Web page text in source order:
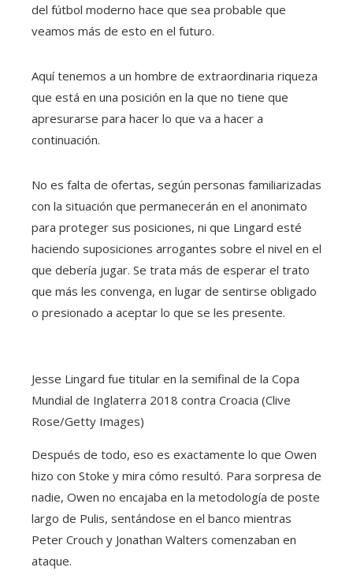
del fútbol moderno hace que sea probable que
veamos más de esto en el futuro.
Aquí tenemos a un hombre de extraordinaria riqueza
que está en una posición en la que no tiene que
apresurarse para hacer lo que va a hacer a
continuación.
No es falta de ofertas, según personas familiarizadas
con la situación que permanecerán en el anonimato
para proteger sus posiciones, ni que Lingard esté
haciendo suposiciones arrogantes sobre el nivel en el
que debería jugar. Se trata más de esperar el trato
que más les convenga, en lugar de sentirse obligado
o presionado a aceptar lo que se les presente.
Jesse Lingard fue titular en la semifinal de la Copa
Mundial de Inglaterra 2018 contra Croacia (Clive
Rose/Getty Images)
Después de todo, eso es exactamente lo que Owen
hizo con Stoke y mira cómo resultó. Para sorpresa de
nadie, Owen no encajaba en la metodología de poste
largo de Pulis, sentándose en el banco mientras
Peter Crouch y Jonathan Walters comenzaban en
ataque.